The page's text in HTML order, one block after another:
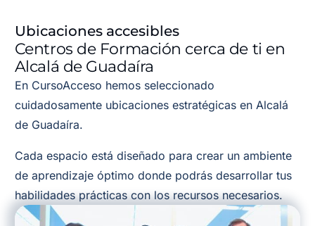
Ubicaciones accesibles
Centros de Formación cerca de ti en
Alcalá de Guadaíra
En CursoAcceso hemos seleccionado
cuidadosamente ubicaciones estratégicas en Alcalá
de Guadaíra.
Cada espacio está diseñado para crear un ambiente
de aprendizaje óptimo donde podrás desarrollar tus
habilidades prácticas con los recursos necesarios.